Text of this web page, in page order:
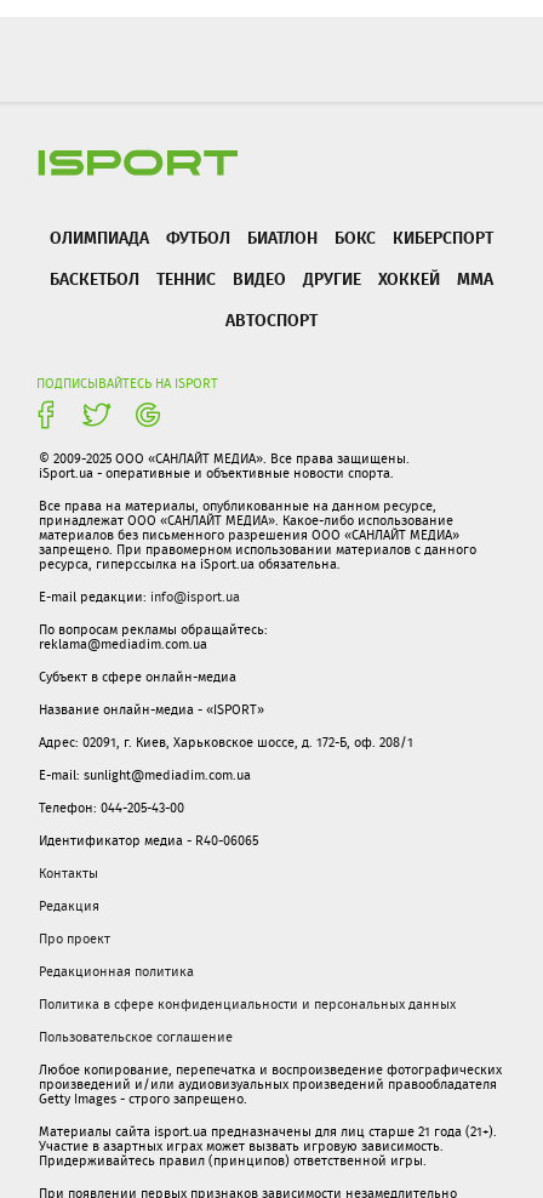
ОЛИМПИАДА ФУТБОЛ БИАТЛОН БОКС
КИБЕРСПОРТ
БАСКЕТБОЛ
ТЕННИС ВИДЕО ДРУГИЕ ХОККЕЙ
ММА
АВТОСПОРТ
ПОДПИСЫВАЙТЕСЬ НА ISPORT
© 2009-2025 ООО «САНЛАЙТ МЕДИА». Все права защищены.
iSport.ua - оперативные и объективные новости спорта.
Все права на материалы, опубликованные на данном ресурсе,
принадлежат ООО «САНЛАЙТ МЕДИА». Какое-либо использование
материалов без письменного разрешения ООО «САНЛАЙТ МЕДИА»
запрещено. При правомерном использовании материалов с данного
ресурса, гиперссылка на iSport.ua обязательна.
E-mail редакции: info@isport.ua
По вопросам рекламы обращайтесь:
reklama@mediadim.com.ua
Субъект в сфере онлайн-медиа
Название онлайн-медиа - «ISPORT»
Адрес: 02091, г. Киев, Харьковское шоссе, д. 172-Б, оф. 208/1
E-mail: sunlight@mediadim.com.ua
Телефон: 044-205-43-00
Идентификатор медиа - R40-06065
Контакты
Редакция
Про проект
Редакционная политика
Политика в сфере конфиденциальности и персональных данных
Пользовательское соглашение
Любое копирование, перепечатка и воспроизведение фотографических
произведений и/или аудиовизуальных произведений правообладателя
Getty Images - строго запрещено.
Материалы сайта isport.ua предназначены для лиц старше 21 года (21+).
Участие в азартных играх может вызвать игровую зависимость.
Придерживайтесь правил (принципов) ответственной игры.
При появлении первых признаков зависимости незамедлительно